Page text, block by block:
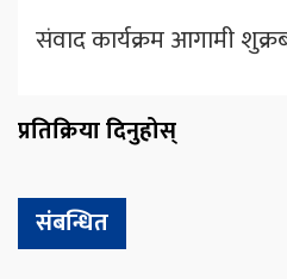
संवाद कार्यक्रम आगामी
प्रतिक्रिया दिनुहोस्
संबन्धित